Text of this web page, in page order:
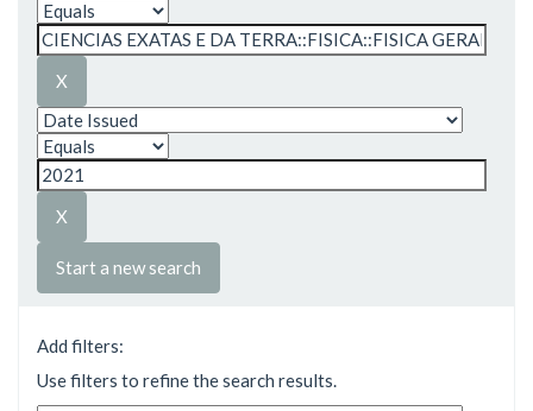
Start a new search
Add filters:
Use filters to refine the search results.